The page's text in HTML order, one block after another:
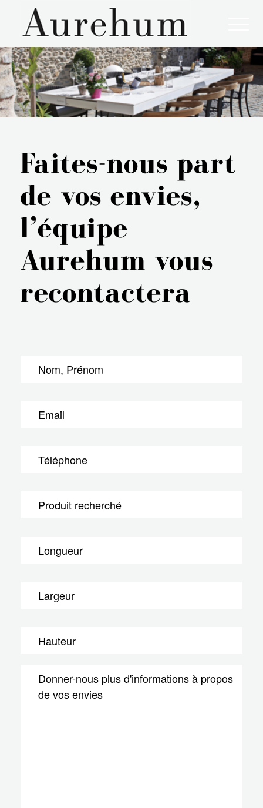
Faites-nous part
de vos envies,
l’équipe
Aurehum vous
recontactera